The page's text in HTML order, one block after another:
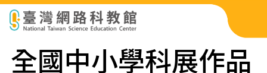
科展作品檢索
全國中小學科展作品